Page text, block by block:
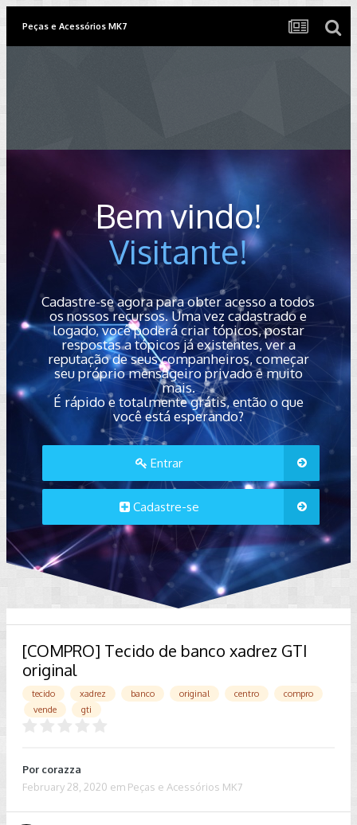
Peças e Acessórios MK7
Bem vindo!
Visitante!
Cadastre-se agora para obter acesso a todos
os nossos recursos. Uma vez cadastrado e
logado, você poderá criar tópicos, postar
respostas a tópicos já existentes, ver a
reputação de seus companheiros, começar
seu próprio mensageiro privado e muito
mais.
É rápido e totalmente grátis, então o que
você está esperando?
Entrar
Cadastre-se
[COMPRO] Tecido de banco xadrez GTI
original
tecido xadrez banco original centro
compro
vende
gti
Por corazza
February 28, 2020 em Peças e Acessórios MK7